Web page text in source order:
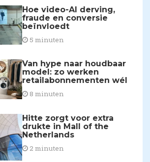
Hoe video-AI derving,
fraude en conversie
beïnvloedt
5 minuten
Van hype naar houdbaar
model: zo werken
retailabonnementen wél
8 minuten
Hitte zorgt voor extra
drukte in Mall of the
Netherlands
2 minuten